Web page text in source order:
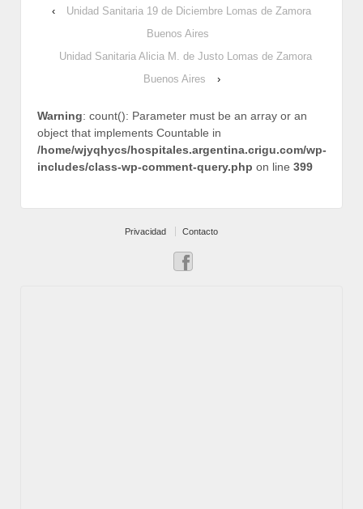
‹
Unidad Sanitaria 19 de Diciembre Lomas de Zamora
Buenos Aires
Unidad Sanitaria Alicia M. de Justo Lomas de Zamora
Buenos Aires
›
Warning: count(): Parameter must be an array or an
object that implements Countable in
/home/wjyqhycs/hospitales.argentina.crigu.com/wp-
includes/class-wp-comment-query.php on line 399
Privacidad Contacto